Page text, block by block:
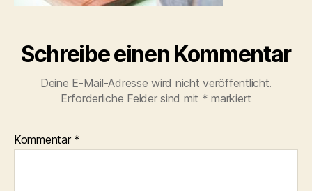
Schreibe einen Kommentar
Deine E-Mail-Adresse wird nicht veröffentlicht.
Erforderliche Felder sind mit * markiert
Kommentar *